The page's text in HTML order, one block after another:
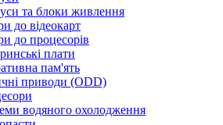
та блоки живлення
до відеокарт
до процесорів
плати
пам'ять
приводи (ODD)
водяного охолодження